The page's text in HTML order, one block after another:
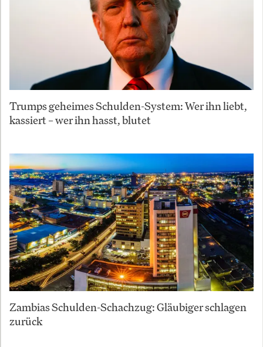
Trumps geheimes Schulden-System: Wer ihn liebt,
kassiert – wer ihn hasst, blutet
Zambias Schulden-Schachzug: Gläubiger schlagen
zurück